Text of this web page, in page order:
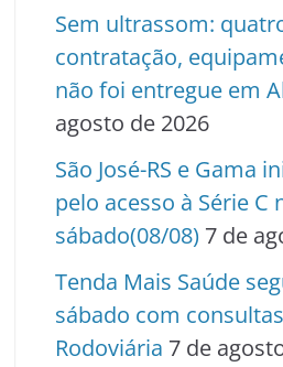
Sem ultrassom:
contratação,
não foi entregue em
agosto de 2026
São José-RS e Gama
pelo acesso à Série C
sábado(08/08) 7 de
Tenda Mais Saúde
sábado com
Rodoviária 7 de